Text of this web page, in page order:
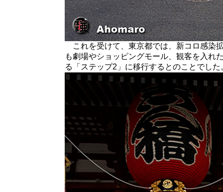
これを受けて、東京都では、新コロ感染
も劇場やショッピングモール、観客を入れ
る「ステップ2」に移行するとのことでした